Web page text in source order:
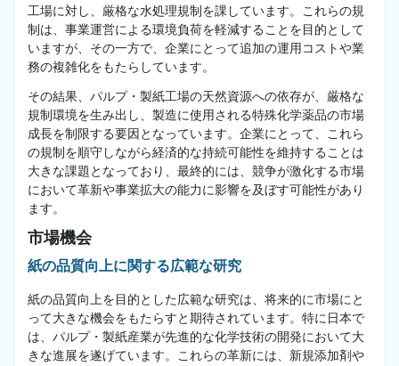
工場に対し、厳格な水処理規制を課しています。これらの規
制は、事業運営による環境負荷を軽減することを目的として
いますが、その一方で、企業にとって追加の運用コストや業
務の複雑化をもたらしています。
その結果、パルプ・製紙工場の天然資源への依存が、厳格な
規制環境を生み出し、製造に使用される特殊化学薬品の市場
成長を制限する要因となっています。企業にとって、これら
の規制を順守しながら経済的な持続可能性を維持することは
大きな課題となっており、最終的には、競争が激化する市場
において革新や事業拡大の能力に影響を及ぼす可能性があり
ます。
市場機会
紙の品質向上に関する広範な研究
紙の品質向上を目的とした広範な研究は、将来的に市場にと
って大きな機会をもたらすと期待されています。特に日本で
は、パルプ・製紙産業が先進的な化学技術の開発において大
きな進展を遂げています。これらの革新には、新規添加剤や